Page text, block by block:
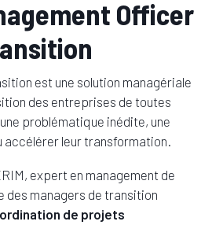
Officer
est une solution managériale
des entreprises de toutes
problématique inédite, une
accélérer leur transformation.
expert en management de
des managers de transition
de projets